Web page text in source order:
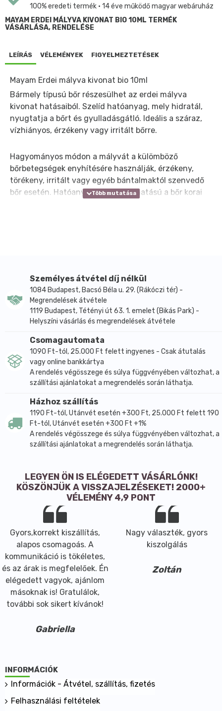
100% eredeti termék • 14 éve működő magyar webáruház
MAYAM ERDEI MÁLYVA KIVONAT BIO 10ML TERMÉK
VÁSÁRLÁSA, RENDELÉSE
LEÍRÁS VÉLEMÉNYEK FIGYELMEZTETÉSEK
Mayam Erdei mályva kivonat bio 10ml
Bármely típusú bőr részesülhet az erdei mályva
kivonat hatásaiból. Szelíd hatóanyag, mely hidratál,
nyugtatja a bőrt és gyulladásgátló. Ideális a száraz,
vízhiányos, érzékeny vagy irritált bőrre.
Hagyományos módon a mályvát a külömböző
bőrbetegségek enyhítésére használják, érzékeny,
törékeny, irritált vagy egyéb bántalmaktól szenvedő
bőr esetén. Hatóanyaga jótékony hatású a bőr korai
MINŐSÉG: természetes kozmetikai termék és az
Ecocert Greenlife http://cosmetics.ecocert.com
oldalon is elérhető szabványai szerint ökológiailag
certifikált minőség
enyhén édeskés illatú folyadék. Vízben oldódik,
olajban nem oldódik.
Főbb alkotóelemek: galaktóz, ramnóz, glükuronsav,
galakturonsav, flavonoidok, tanninok, antocianinok
Összetevők (INCI): aqua, glycerin, malva sylvestris
flower extract*, sodium benzoate, potassium sorbate,
citric acid
* Organikus mezőogazdaságból származó összetevők,
organikus (bio) alapanyagokból készült.
csillapító, nyugtató
hidratáló hatású
véd az irritációk ellen
bőrlágyító és bársonyosító hatású
Alkalmazások:
száraz, érzékeny bőrre
irritált, repedezett vagy hámló bőrre
kiszáradt, vízhiányos bőrre
kiütésre, pirosságra
törékeny bőr ápolására
gyerekek bőrére alkalmazva
szokásos ajánlott adagolás 5-20%
krémekbe, szérumokba, minden arcbőr típusra
testkrémekbe, emulziókba
gyerekek bőrének ápolására készített krémekbe
Személyes átvétel díj nélkül
1084 Budapest, Bacsó Béla u. 29. (Rákóczi tér) -
Megrendelések átvétele
1119 Budapest, Tétényi út 63. 1. emelet (Bikás Park) -
Helyszíni vásárlás és megrendelések átvétele
Csomagautomata
1090 Ft-tól, 25.000 Ft felett ingyenes - Csak átutalás
vagy online bankkártya
A rendelés végösszege és súlya függvényében változhat, a
szállítási ajánlatokat a megrendelés során láthatja.
Házhoz szállítás
1190 Ft-tól, Utánvét esetén +300 Ft, 25.000 Ft felett 190
Ft-tól, Utánvét esetén +300 Ft +1%
A rendelés végösszege és súlya függvényében változhat, a
szállítási ajánlatokat a megrendelés során láthatja.
LEGYEN ÖN IS ELÉGEDETT VÁSÁRLÓNK!
KÖSZÖNJÜK A VISSZAJELZÉSEKET! 2000+
VÉLEMÉNY 4,9 PONT
Gyors,korrekt kiszállítás,
alapos csomagoás. A
kommunikáció is tökéletes,
és az árak is megfelelőek. Én
elégedett vagyok, ajánlom
másoknak is! Gratulálok,
további sok sikert kívánok!
Gabriella
Nagy választék, gyors
kiszolgálás
Zoltán
INFORMÁCIÓK
Információk - Átvétel, szállítás, fizetés
Felhasználási feltételek